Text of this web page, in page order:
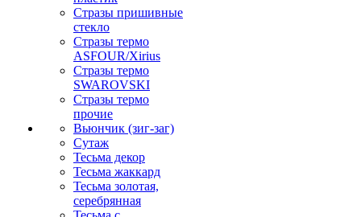
Стразы пришивные
стекло
Стразы термо
ASFOUR/Xirius
Стразы термо
SWAROVSKI
Стразы термо
прочие
Вьюнчик (зиг-заг)
Сутаж
Тесьма декор
Тесьма жаккард
Тесьма золотая,
серебрянная